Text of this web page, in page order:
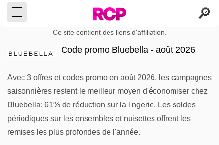
Ce site contient des liens d'affiliation.
Code promo Bluebella - août 2026
Avec 3 offres et codes promo en août 2026, les campagnes
saisonnières restent le meilleur moyen d'économiser chez
Bluebella: 61% de réduction sur la lingerie. Les soldes
périodiques sur les ensembles et nuisettes offrent les
remises les plus profondes de l'année.